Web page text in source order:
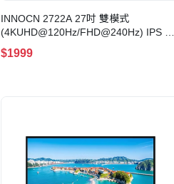
INNOCN 2722A 27吋 雙模式
(4KUHD@120Hz/FHD@240Hz) IPS 電
競顯示器
$1999